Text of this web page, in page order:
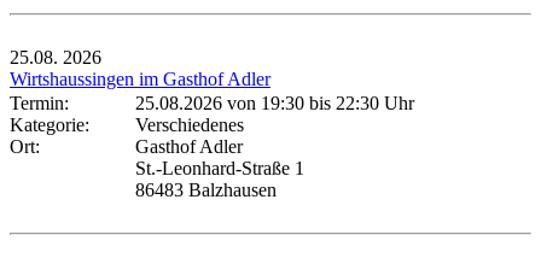
25.08. 2026
Wirtshaussingen im Gasthof Adler
Termin:
25.08.2026 von 19:30 bis 22:30 Uhr
Kategorie:
Verschiedenes
Ort:
Gasthof Adler
St.-Leonhard-Straße 1
86483 Balzhausen